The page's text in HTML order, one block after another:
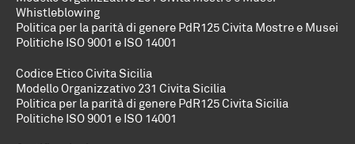
Whistleblowing
Politica per la parità di genere PdR125 Civita Mostre e Musei
Politiche ISO 9001 e ISO 14001
Codice Etico Civita Sicilia
Modello Organizzativo 231 Civita Sicilia
Politica per la parità di genere PdR125 Civita Sicilia
Politiche ISO 9001 e ISO 14001